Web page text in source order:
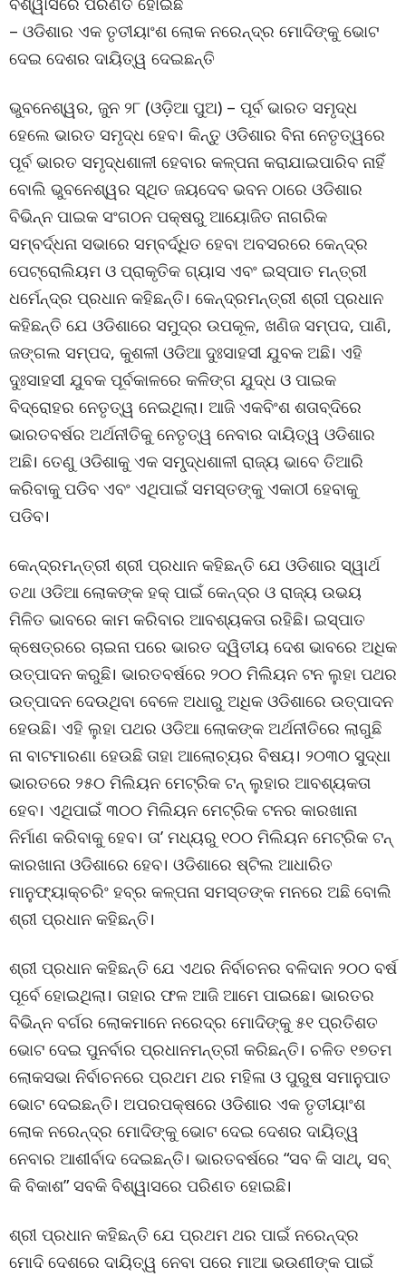
– ଓଡିଶାର ଏକ ତୃତୀୟାଂଶ ଲୋକ ନରେନ୍ଦ୍ର ମୋଦିଙ୍କୁ ଭୋଟ
ଦେଇ ଦେଶର ଦାୟିତ୍ୱ ଦେଇଛନ୍ତି
ଭୁବନେଶ୍ୱର, ଜୁନ ୨୮ (ଓଡ଼ିଆ ପୁଅ) – ପୂର୍ବ ଭାରତ ସମୃଦ୍ଧ
ହେଲେ ଭାରତ ସମୃଦ୍ଧ ହେବ। କିନ୍ତୁ ଓଡିଶାର ବିନା ନେତୃତ୍ୱରେ
ପୂର୍ବ ଭାରତ ସମୃଦ୍ଧଶାଳୀ ହେବାର କଳ୍ପନା କରାଯାଇପାରିବ ନାହିଁ
ବୋଲି ଭୁବନେଶ୍ୱର ସ୍ଥିତ ଜୟଦେବ ଭବନ ଠାରେ ଓଡିଶାର
ବିଭିନ୍ନ ପାଇକ ସଂଗଠନ ପକ୍ଷରୁ ଆୟୋଜିତ ନାଗରିକ
ସମ୍ବର୍ଦ୍ଧନା ସଭାରେ ସମ୍ବର୍ଦ୍ଧିତ ହେବା ଅବସରରେ କେନ୍ଦ୍ର
ପେଟ୍ରୋଲିୟମ ଓ ପ୍ରାକୃତିକ ଗ୍ୟାସ ଏବଂ ଇସ୍ପାତ ମନ୍ତ୍ରୀ
ଧର୍ମେନ୍ଦ୍ର ପ୍ରଧାନ କହିଛନ୍ତି। କେନ୍ଦ୍ରମନ୍ତ୍ରୀ ଶ୍ରୀ ପ୍ରଧାନ
କହିଛନ୍ତି ଯେ ଓଡିଶାରେ ସମୁଦ୍ର ଉପକୂଳ, ଖଣିଜ ସମ୍ପଦ, ପାଣି,
ଜଙ୍ଗଲ ସମ୍ପଦ, କୁଶଳୀ ଓଡିଆ ଦୁଃସାହସୀ ଯୁବକ ଅଛି। ଏହି
ଦୁଃସାହସୀ ଯୁବକ ପୂର୍ବକାଳରେ କଳିଙ୍ଗ ଯୁଦ୍ଧ ଓ ପାଇକ
ବିଦ୍ରୋହର ନେତୃତ୍ୱ ନେଇଥିଲା। ଆଜି ଏକବିଂଶ ଶତାବ୍ଦିରେ
ଭାରତବର୍ଷର ଅର୍ଥନୀତିକୁ ନେତୃତ୍ୱ ନେବାର ଦାୟିତ୍ୱ ଓଡିଶାର
ଅଛି। ତେଣୁ ଓଡିଶାକୁ ଏକ ସମୃ୍ଦ୍ଧଶାଳୀ ରାଜ୍ୟ ଭାବେ ତିଆରି
କରିବାକୁ ପଡିବ ଏବଂ ଏଥିପାଇଁ ସମସ୍ତଙ୍କୁ ଏକାଠୀ ହେବାକୁ
ପଡିବ।
କେନ୍ଦ୍ରମନ୍ତ୍ରୀ ଶ୍ରୀ ପ୍ରଧାନ କହିଛନ୍ତି ଯେ ଓଡିଶାର ସ୍ୱାର୍ଥ
ତଥା ଓଡିଆ ଲୋକଙ୍କ ହକ୍ ପାଇଁ କେନ୍ଦ୍ର ଓ ରାଜ୍ୟ ଉଭୟ
ମିଳିତ ଭାବରେ କାମ କରିବାର ଆବଶ୍ୟକତା ରହିଛି। ଇସ୍ପାତ
କ୍ଷେତ୍ରରେ ଚାଇନା ପରେ ଭାରତ ଦ୍ୱିତୀୟ ଦେଶ ଭାବରେ ଅଧିକ
ଉତ୍ପାଦନ କରୁଛି। ଭାରତବର୍ଷରେ ୨୦୦ ମିଲିୟନ ଟନ ଲୁହା ପଥର
ଉତ୍ପାଦନ ଦେଉଥିବା ବେଳେ ଅଧାରୁ ଅଧିକ ଓଡିଶାରେ ଉତ୍ପାଦନ
ହେଉଛି। ଏହି ଲୁହା ପଥର ଓଡିଆ ଲୋକଙ୍କ ଅର୍ଥନୀତିରେ ଲାଗୁଛି
ନା ବାଟମାରଣା ହେଉଛି ତାହା ଆଲୋଚ୍ୟର ବିଷୟ। ୨୦୩୦ ସୁଦ୍ଧା
ଭାରତରେ ୨୫୦ ମିଲିୟନ ମେଟ୍ରିକ ଟନ୍ ଲୁହାର ଆବଶ୍ୟକତା
ହେବ। ଏଥିପାଇଁ ୩୦୦ ମିଲିୟନ ମେଟ୍ରିକ ଟନର କାରଖାନା
ନିର୍ମାଣ କରିବାକୁ ହେବ। ତା’ ମଧ୍ୟରୁ ୧୦୦ ମିଲିୟନ ମେଟ୍ରିକ ଟନ୍
କାରଖାନା ଓଡିଶାରେ ହେବ। ଓଡିଶାରେ ଷ୍ଟିଲ ଆଧାରିତ
ମାନୁଫ୍ୟାକ୍ଚରିଂ ହବ୍ର କଳ୍ପନା ସମସ୍ତଙ୍କ ମନରେ ଅଛି ବୋଲି
ଶ୍ରୀ ପ୍ରଧାନ କହିଛନ୍ତି।
ଶ୍ରୀ ପ୍ରଧାନ କହିଛନ୍ତି ଯେ ଏଥର ନିର୍ବାଚନର ବଳିଦାନ ୨୦୦ ବର୍ଷ
ପୂର୍ବେ ହୋଇଥିଲା। ତାହାର ଫଳ ଆଜି ଆମେ ପାଇଛେ। ଭାରତର
ବିଭିନ୍ନ ବର୍ଗର ଲୋକମାନେ ନରେଦ୍ର ମୋଦିଙ୍କୁ ୫୧ ପ୍ରତିଶତ
ଭୋଟ ଦେଇ ପୁନର୍ବାର ପ୍ରଧାନମନ୍ତ୍ରୀ କରିଛନ୍ତି। ଚଳିତ ୧୭ତମ
ଲୋକସଭା ନିର୍ବାଚନରେ ପ୍ରଥମ ଥର ମହିଳା ଓ ପୁରୁଷ ସମାନୁପାତ
ଭୋଟ ଦେଇଛନ୍ତି। ଅପରପକ୍ଷରେ ଓଡିଶାର ଏକ ତୃତୀୟାଂଶ
ଲୋକ ନରେନ୍ଦ୍ର ମୋଦିଙ୍କୁ ଭୋଟ ଦେଇ ଦେଶର ଦାୟିତ୍ୱ
ନେବାର ଆଶୀର୍ବାଦ ଦେଇଛନ୍ତି। ଭାରତବର୍ଷରେ “ସବ କି ସାଥ୍, ସବ୍
କି ବିକାଶ” ସବକି ବିଶ୍ୱାସରେ ପରିଣତ ହୋଇଛି।
ଶ୍ରୀ ପ୍ରଧାନ କହିଛନ୍ତି ଯେ ପ୍ରଥମ ଥର ପାଇଁ ନରେନ୍ଦ୍ର
ମୋଦି ଦେଶରେ ଦାୟିତ୍ୱ ନେବା ପରେ ମାଆ ଭଉଣୀଙ୍କ ପାଇଁ